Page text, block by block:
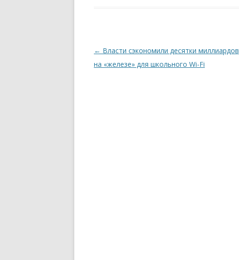
Навигация
по
← Власти сэкономили десятки миллиардов
на «железе» для школьного Wi-Fi